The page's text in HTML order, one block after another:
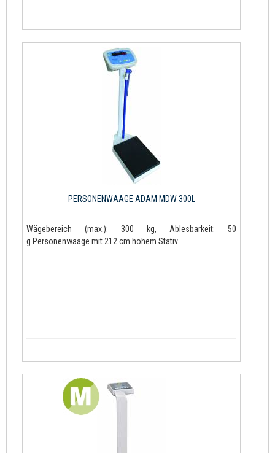
PERSONENWAAGE ADAM MDW 300L
Wägebereich (max.): 300 kg, Ablesbarkeit: 50
g Personenwaage mit 212 cm hohem Stativ